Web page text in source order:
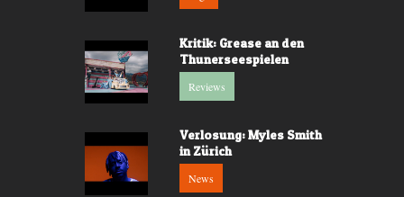
Kritik: Grease an den
Thunerseespielen
Reviews
Verlosung: Myles Smith
in Zürich
News